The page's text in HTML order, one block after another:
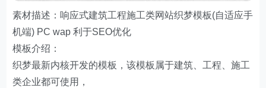
素材描述：响应式建筑工程施工类网站织梦模板(自适应手
机端) PC wap 利于SEO优化
模板介绍：
织梦最新内核开发的模板，该模板属于建筑、工程、施工
类企业都可使用，